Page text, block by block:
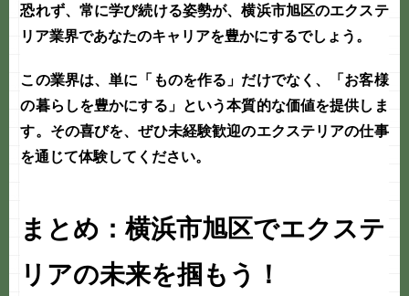
恐れず、常に学び続ける姿勢が、横浜市旭区のエクステ
リア業界であなたのキャリアを豊かにするでしょう。
この業界は、単に「ものを作る」だけでなく、「お客様
の暮らしを豊かにする」という本質的な価値を提供しま
す。その喜びを、ぜひ未経験歓迎のエクステリアの仕事
を通じて体験してください。
まとめ：横浜市旭区でエクステ
リアの未来を掴もう！